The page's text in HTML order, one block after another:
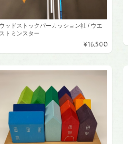
ウッドストックパーカッション社 / ウエ
ストミンスター
¥16,500